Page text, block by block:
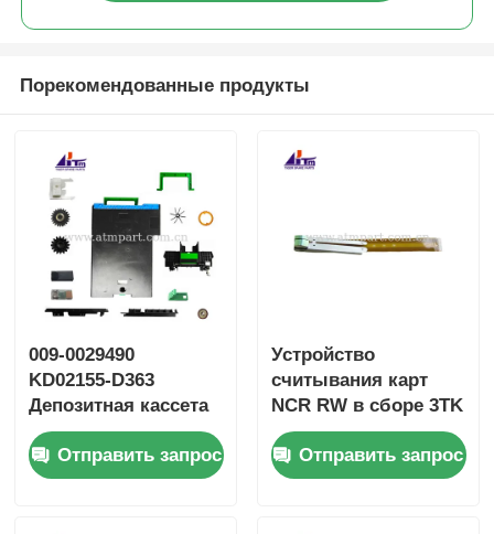
Порекомендованные продукты
009-0029490
KD02155-D363
Депозитная кассета
NCR GBRU2 Fujitsu
G610 G611
Отправить запрос
Устройство
считывания карт
NCR RW в сборе 3TK
998-0235689
9980235689
SBW237702
Отправить запрос